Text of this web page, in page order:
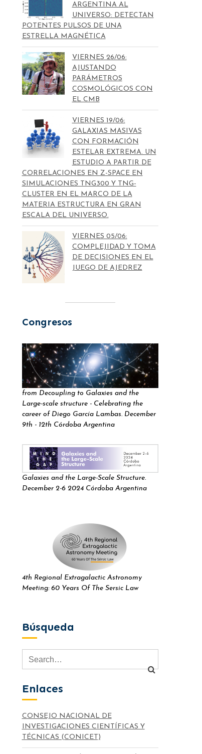
ARGENTINA AL
UNIVERSO: DETECTAN
POTENTES PULSOS DE UNA
ESTRELLA MAGNÉTICA
VIERNES 26/06:
AJUSTANDO
PARÁMETROS
COSMOLÓGICOS CON
EL CMB
VIERNES 19/06:
GALAXIAS MASIVAS
CON FORMACIÓN
ESTELAR EXTREMA. UN
ESTUDIO A PARTIR DE
CORRELACIONES EN Z-SPACE EN
SIMULACIONES TNG300 Y TNG-
CLUSTER EN EL MARCO DE LA
MATERIA ESTRUCTURA EN GRAN
ESCALA DEL UNIVERSO.
VIERNES 05/06:
COMPLEJIDAD Y TOMA
DE DECISIONES EN EL
JUEGO DE AJEDREZ
Congresos
from Decoupling to Galaxies and the
Large-scale structure - Celebrating the
career of Diego García Lambas. December
9th - 12th Córdoba Argentina
Galaxies and the Large-Scale Structure.
December 2-6 2024 Córdoba Argentina
4th Regional Extragalactic Astronomy
Meeting: 60 Years Of The Sersic Law
Búsqueda
Enlaces
CONSEJO NACIONAL DE
INVESTIGACIONES CIENTÍFICAS Y
TÉCNICAS (CONICET)